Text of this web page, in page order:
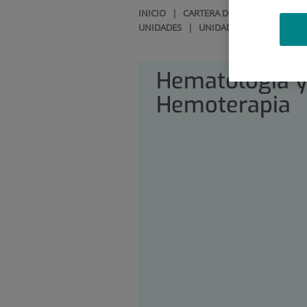
INICIO | CARTERA DE SERVICIOS |
UNIDADES | UNIDAD DE LINFOMAS
Hematología y
Hemoterapia